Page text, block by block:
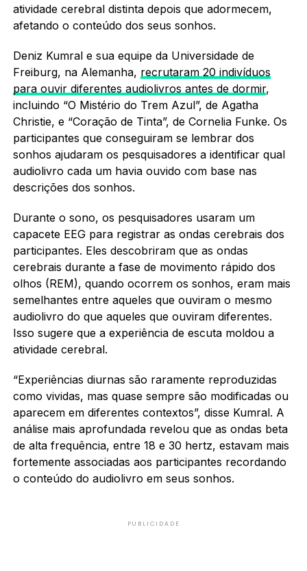
atividade cerebral distinta depois que adormecem,
afetando o conteúdo dos seus sonhos.
Deniz Kumral e sua equipe da Universidade de
Freiburg, na Alemanha, recrutaram 20 indivíduos
para ouvir diferentes audiolivros antes de dormir,
incluindo “O Mistério do Trem Azul”, de Agatha
Christie, e “Coração de Tinta”, de Cornelia Funke. Os
participantes que conseguiram se lembrar dos
sonhos ajudaram os pesquisadores a identificar qual
audiolivro cada um havia ouvido com base nas
descrições dos sonhos.
Durante o sono, os pesquisadores usaram um
capacete EEG para registrar as ondas cerebrais dos
participantes. Eles descobriram que as ondas
cerebrais durante a fase de movimento rápido dos
olhos (REM), quando ocorrem os sonhos, eram mais
semelhantes entre aqueles que ouviram o mesmo
audiolivro do que aqueles que ouviram diferentes.
Isso sugere que a experiência de escuta moldou a
atividade cerebral.
“Experiências diurnas são raramente reproduzidas
como vividas, mas quase sempre são modificadas ou
aparecem em diferentes contextos”, disse Kumral. A
análise mais aprofundada revelou que as ondas beta
de alta frequência, entre 18 e 30 hertz, estavam mais
fortemente associadas aos participantes recordando
o conteúdo do audiolivro em seus sonhos.
PUBLICIDADE